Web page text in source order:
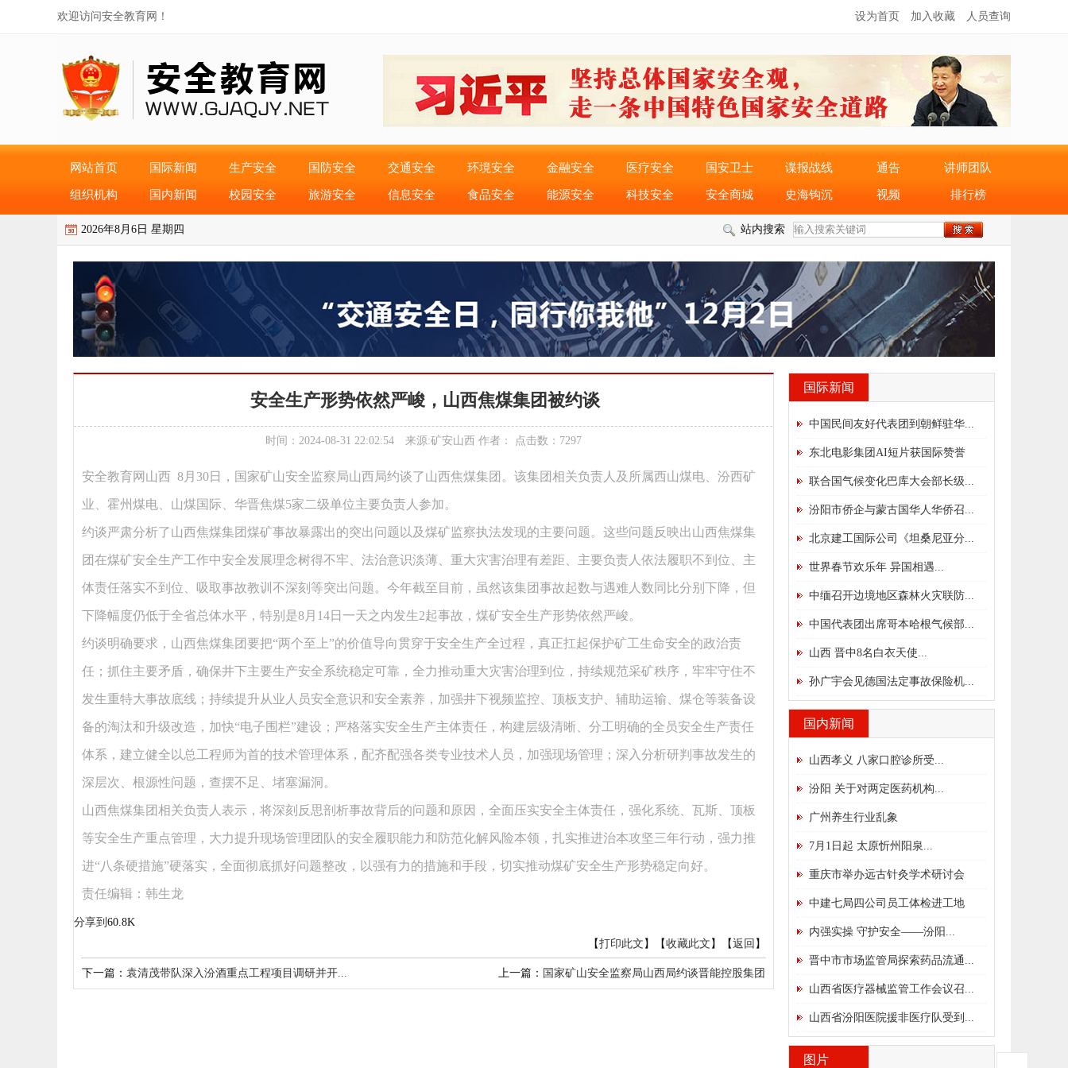
欢迎访问安全教育网！ 设为首页 加入收藏 人员查询
网站首页 国际新闻 生产安全 国防安全 交通安全 环境安全 金融安全 医疗安全 国安卫士 谍报战线 通告 讲师团队
组织机构 国内新闻 校园安全 旅游安全 信息安全 食品安全 能源安全 科技安全 安全商城 史海钩沉 视频 排行榜
2026年8月6日 星期四 站内搜索
国际新闻
中国民间友好代表团到朝鲜驻华...
东北电影集团AI短片获国际赞誉
联合国气候变化巴库大会部长级...
汾阳市侨企与蒙古国华人华侨召...
北京建工国际公司《坦桑尼亚分...
世界春节欢乐年 异国相遇...
中缅召开边境地区森林火灾联防...
中国代表团出席哥本哈根气候部...
山西 晋中8名白衣天使...
孙广宇会见德国法定事故保险机...
国内新闻
山西孝义 八家口腔诊所受...
汾阳 关于对两定医药机构...
广州养生行业乱象
7月1日起 太原忻州阳泉...
重庆市举办远古针灸学术研讨会
中建七局四公司员工体检进工地
内强实操 守护安全——汾阳...
晋中市市场监管局探索药品流通...
山西省医疗器械监管工作会议召...
山西省汾阳医院援非医疗队受到...
图片
安全生产形势依然严峻，山西焦煤集团被约谈
时间：2024-08-31 22:02:54 来源:矿安山西 作者： 点击数：7297
安全教育网山西 8月30日，国家矿山安全监察局山西局约谈了山西焦煤集团。该集团相关负责人及所属西山煤电、汾西矿
业、霍州煤电、山煤国际、华晋焦煤5家二级单位主要负责人参加。
约谈严肃分析了山西焦煤集团煤矿事故暴露出的突出问题以及煤矿监察执法发现的主要问题。这些问题反映出山西焦煤集
团在煤矿安全生产工作中安全发展理念树得不牢、法治意识淡薄、重大灾害治理有差距、主要负责人依法履职不到位、主
体责任落实不到位、吸取事故教训不深刻等突出问题。今年截至目前，虽然该集团事故起数与遇难人数同比分别下降，但
下降幅度仍低于全省总体水平，特别是8月14日一天之内发生2起事故，煤矿安全生产形势依然严峻。
约谈明确要求，山西焦煤集团要把“两个至上”的价值导向贯穿于安全生产全过程，真正扛起保护矿工生命安全的政治责
任；抓住主要矛盾，确保井下主要生产安全系统稳定可靠，全力推动重大灾害治理到位，持续规范采矿秩序，牢牢守住不
发生重特大事故底线；持续提升从业人员安全意识和安全素养，加强井下视频监控、顶板支护、辅助运输、煤仓等装备设
备的淘汰和升级改造，加快“电子围栏”建设；严格落实安全生产主体责任，构建层级清晰、分工明确的全员安全生产责任
体系，建立健全以总工程师为首的技术管理体系，配齐配强各类专业技术人员，加强现场管理；深入分析研判事故发生的
深层次、根源性问题，查摆不足、堵塞漏洞。
山西焦煤集团相关负责人表示，将深刻反思剖析事故背后的问题和原因，全面压实安全主体责任，强化系统、瓦斯、顶板
等安全生产重点管理，大力提升现场管理团队的安全履职能力和防范化解风险本领，扎实推进治本攻坚三年行动，强力推
进“八条硬措施”硬落实，全面彻底抓好问题整改，以强有力的措施和手段，切实推动煤矿安全生产形势稳定向好。
责任编辑：韩生龙
分享到 60.8K
【打印此文 】【收藏此文 】【返回 】
下一篇： 袁清茂带队深入汾酒重点工程项目调研并开... 上一篇： 国家矿山安全监察局山西局约谈晋能控股集团